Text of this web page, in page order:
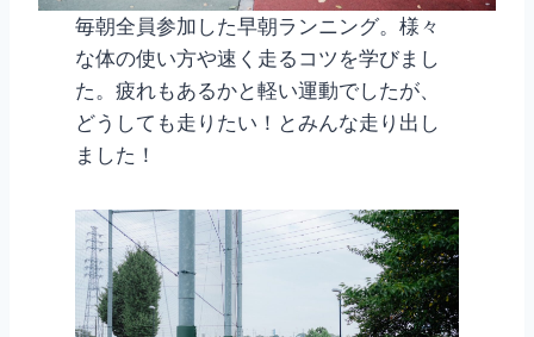
毎朝全員参加した早朝ランニング。様々
な体の使い方や速く走るコツを学びまし
た。疲れもあるかと軽い運動でしたが、
どうしても走りたい！とみんな走り出し
ました！